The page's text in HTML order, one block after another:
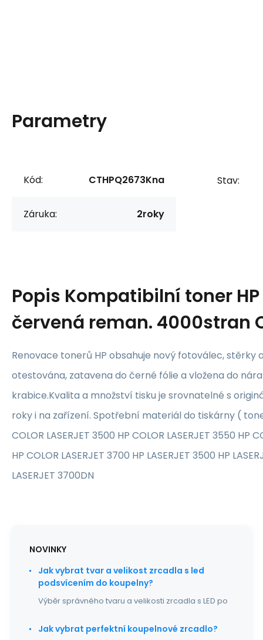
Parametry
Kód: CTHPQ2673Kna
Záruka: 2roky
Stav:
Popis Kompatibilní toner HP
červená reman. 4000stran
Renovace tonerů HP obsahuje nový fotoválec, stěrky
otestována, zatavena do černé fólie a vložena do
krabice.Kvalita a množství tisku je srovnatelné s
roky i na zařízení. Spotřební materiál do tiskárny (
COLOR LASERJET 3500 HP COLOR LASERJET 3550 HP
HP COLOR LASERJET 3700 HP LASERJET 3500 HP
LASERJET 3700DN
NOVINKY
Jak vybrat tvar a velikost zrcadla s led
podsvícením do koupelny?
Výběr správného tvaru a velikosti zrcadla s LED po
Jak vybrat perfektní koupelnové zrcadlo?